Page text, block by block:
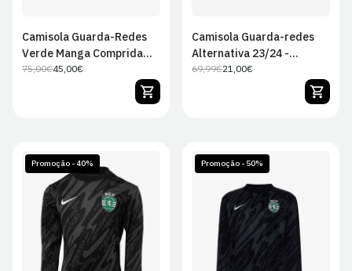
Camisola Guarda-Redes
Verde Manga Comprida
25/26 - Criança
Preço
75,00€Preço
45,00€
Camisola Guarda-redes
Alternativa 23/24 -
CriançaPreço
69,99€Preço
21,00€
Promoção - 40%
JS JM JL JXL
Promoção - 50%
JS JM JL JXL